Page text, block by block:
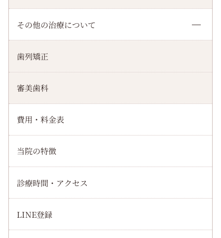
その他の治療について
歯列矯正
審美歯科
費用・料金表
当院の特徴
診療時間・アクセス
LINE登録